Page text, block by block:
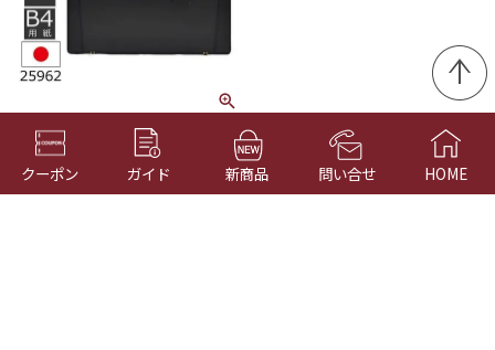
ダレスバッグ 本革 ビジネス 仕事
男性 牛革 黒 日本製 口枠 高級 P.I.D
pid メンズ 25962
クーポン ガイド 新商品 問い合せ HOME